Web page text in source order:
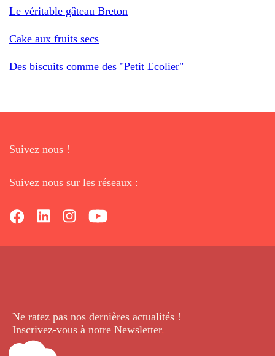
Le véritable gâteau Breton
Cake aux fruits secs
Des biscuits comme des "Petit Ecolier"
Suivez nous !
Suivez nous sur les réseaux :
Ne ratez pas nos dernières actualités !
Inscrivez-vous à notre Newsletter.